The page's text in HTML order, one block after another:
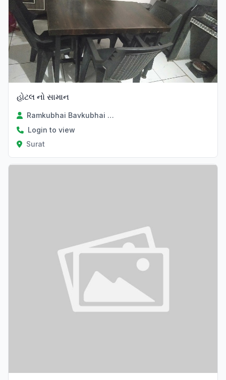
હોટલ નો સામાન
Ramkubhai Bavkubhai Sodhiya
Login to view
Surat